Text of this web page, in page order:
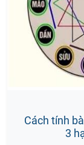
Cách tính
3